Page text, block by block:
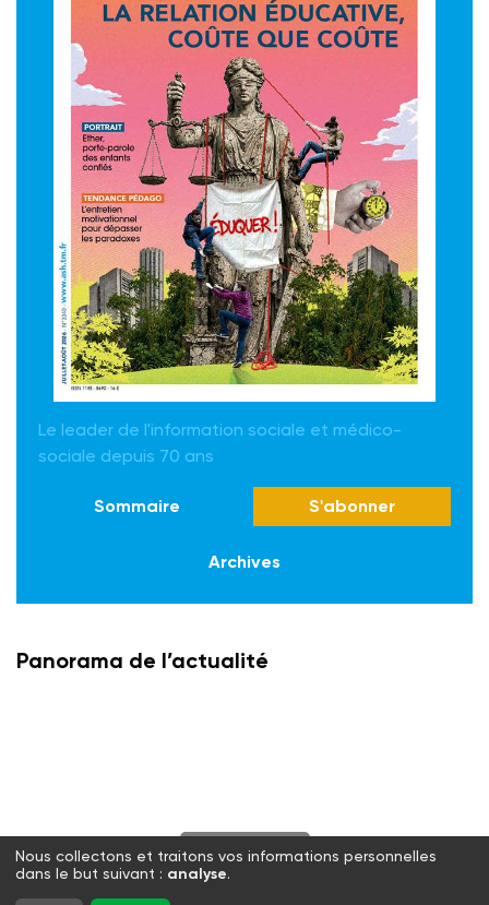
Le leader de l'information sociale et médico-
sociale depuis 70 ans
Sommaire S'abonner
Archives
Panorama de l’actualité
S'abonner
Twitter Facebook
Nous collectons et traitons vos informations personnelles
dans le but suivant : analyse.